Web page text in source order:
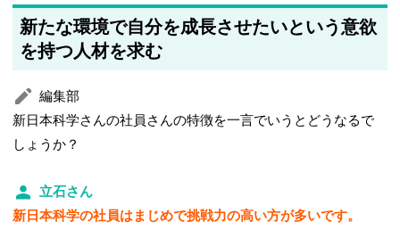
新たな環境で自分を成長させたいという意欲
を持つ人材を求む
編集部
新日本科学さんの社員さんの特徴を一言でいうとどうなるで
しょうか？
立石さん
新日本科学の社員はまじめで挑戦力の高い方が多いです。